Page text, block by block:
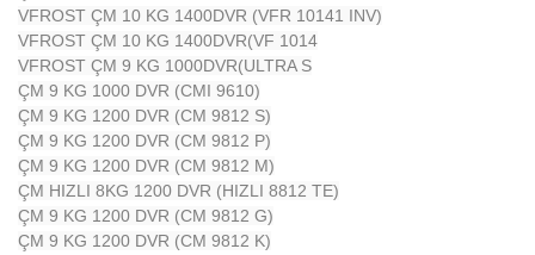
VFROST ÇM 10 KG 1400DVR (VFR 10141 INV)
VFROST ÇM 10 KG 1400DVR(VF 1014
VFROST ÇM 9 KG 1000DVR(ULTRA S
ÇM 9 KG 1000 DVR (CMI 9610)
ÇM 9 KG 1200 DVR (CM 9812 S)
ÇM 9 KG 1200 DVR (CM 9812 P)
ÇM 9 KG 1200 DVR (CM 9812 M)
ÇM HIZLI 8KG 1200 DVR (HIZLI 8812 TE)
ÇM 9 KG 1200 DVR (CM 9812 G)
ÇM 9 KG 1200 DVR (CM 9812 K)